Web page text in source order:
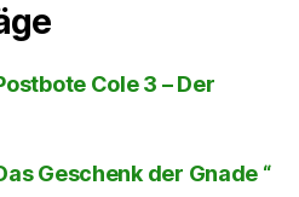
Cole 3 – Der
Geschenk der Gnade “